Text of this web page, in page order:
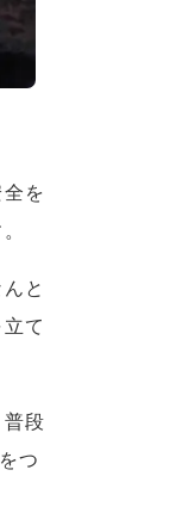
を
と
て
段
つ